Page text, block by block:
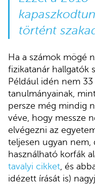
történt
Ha a számok mögé
fizikatanár hallgatók
Például idén nem
tanulmányainak,
persze még mindig
véve, hogy messze
elvégezni az
teljesen ugyan nem,
használható korfák
tavalyi cikket , és
idézett írását is)